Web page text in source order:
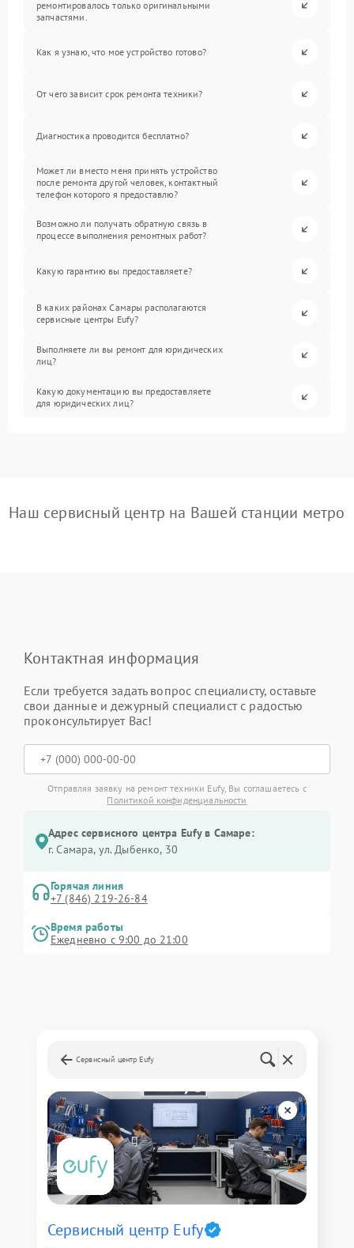
ремонтировалось только оригинальными
запчастями.
Как я узнаю, что мое устройство готово?
От чего зависит срок ремонта техники?
Диагностика проводится бесплатно?
Может ли вместо меня принять устройство
после ремонта другой человек, контактный
телефон которого я предоставлю?
Возможно ли получать обратную связь в
процессе выполнения ремонтных работ?
Какую гарантию вы предоставляете?
В каких районах Самары располагаются
сервисные центры Eufy?
Выполняете ли вы ремонт для юридических
лиц?
Какую документацию вы предоставляете
для юридических лиц?
Наш сервисный центр на Вашей станции метро
Контактная информация
Если требуется задать вопрос специалисту, оставьте
свои данные и дежурный специалист с радостью
проконсультирует Вас!
Отправляя заявку на ремонт техники Eufy, Вы соглашаетесь с
Политикой конфиденциальности
Адрес сервисного центра Eufy в Самаре:
г. Самара, ул. Дыбенко, 30
Горячая линия
+7 (846) 219-26-84
Время работы
Ежедневно с 9:00 до 21:00
Сервисный центр Eufy
Сервисный центр Eufy